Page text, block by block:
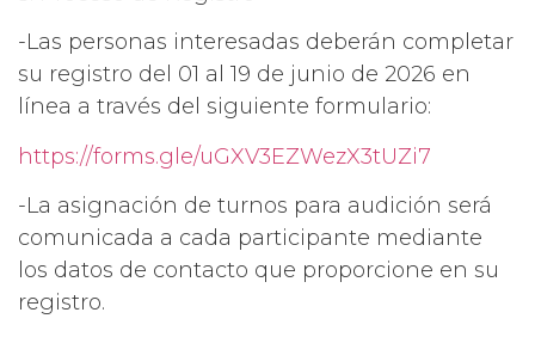
-Las personas interesadas deberán completar
su registro del 01 al 19 de junio de 2026 en
línea a través del siguiente formulario:
https://forms.gle/uGXV3EZWezX3tUZi7
-La asignación de turnos para audición será
comunicada a cada participante mediante
los datos de contacto que proporcione en su
registro.